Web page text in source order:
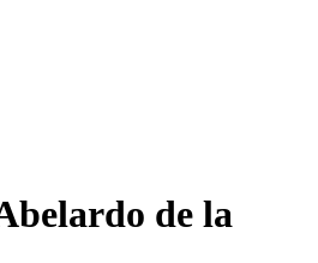
de la